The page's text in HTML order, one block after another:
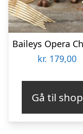
kr. 179,00
Gå til shop